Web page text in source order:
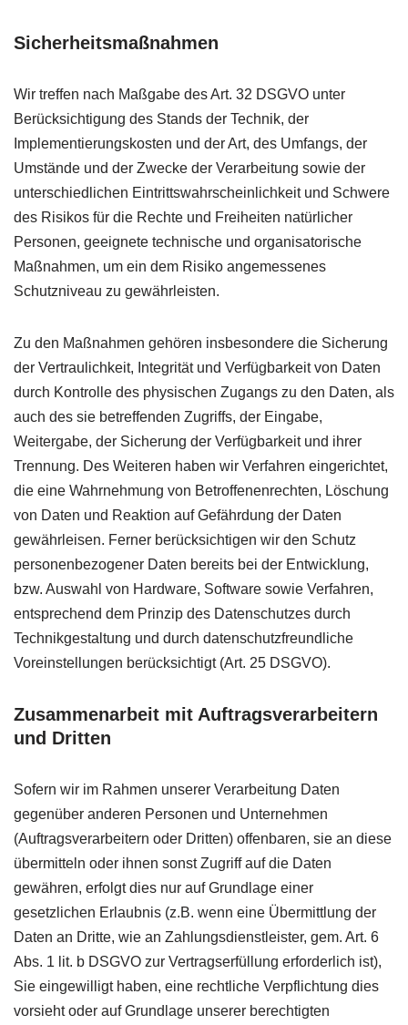
Sicherheitsmaßnahmen
Wir treffen nach Maßgabe des Art. 32 DSGVO unter
Berücksichtigung des Stands der Technik, der
Implementierungskosten und der Art, des Umfangs, der
Umstände und der Zwecke der Verarbeitung sowie der
unterschiedlichen Eintrittswahrscheinlichkeit und Schwere
des Risikos für die Rechte und Freiheiten natürlicher
Personen, geeignete technische und organisatorische
Maßnahmen, um ein dem Risiko angemessenes
Schutzniveau zu gewährleisten.
Zu den Maßnahmen gehören insbesondere die Sicherung
der Vertraulichkeit, Integrität und Verfügbarkeit von Daten
durch Kontrolle des physischen Zugangs zu den Daten, als
auch des sie betreffenden Zugriffs, der Eingabe,
Weitergabe, der Sicherung der Verfügbarkeit und ihrer
Trennung. Des Weiteren haben wir Verfahren eingerichtet,
die eine Wahrnehmung von Betroffenenrechten, Löschung
von Daten und Reaktion auf Gefährdung der Daten
gewährleisen. Ferner berücksichtigen wir den Schutz
personenbezogener Daten bereits bei der Entwicklung,
bzw. Auswahl von Hardware, Software sowie Verfahren,
entsprechend dem Prinzip des Datenschutzes durch
Technikgestaltung und durch datenschutzfreundliche
Voreinstellungen berücksichtigt (Art. 25 DSGVO).
Zusammenarbeit mit Auftragsverarbeitern
und Dritten
Sofern wir im Rahmen unserer Verarbeitung Daten
gegenüber anderen Personen und Unternehmen
(Auftragsverarbeitern oder Dritten) offenbaren, sie an diese
übermitteln oder ihnen sonst Zugriff auf die Daten
gewähren, erfolgt dies nur auf Grundlage einer
gesetzlichen Erlaubnis (z.B. wenn eine Übermittlung der
Daten an Dritte, wie an Zahlungsdienstleister, gem. Art. 6
Abs. 1 lit. b DSGVO zur Vertragserfüllung erforderlich ist),
Sie eingewilligt haben, eine rechtliche Verpflichtung dies
vorsieht oder auf Grundlage unserer berechtigten